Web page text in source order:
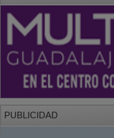
PUBLICIDAD